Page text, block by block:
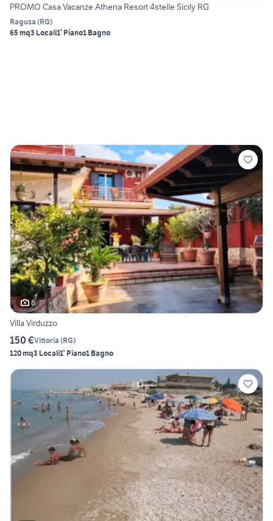
PROMO Casa Vacanze Athena Resort 4stelle Sicily RG
Ragusa (RG)
65 mq3 Locali1° Piano1 Bagno
6
Villa Virduzzo
150 €Vittoria (RG)
120 mq3 Locali1° Piano1 Bagno